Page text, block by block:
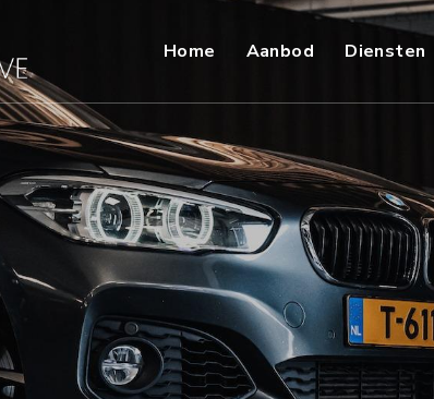
Home Aanbod Diensten